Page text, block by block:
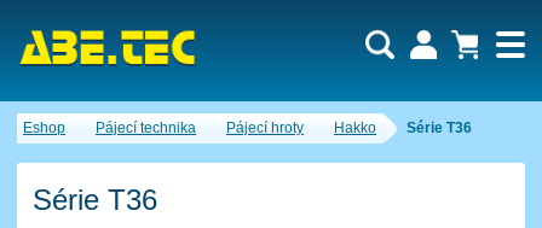
Eshop Pájecí technika Pájecí hroty Hakko Série T36
Série T36
Nákupní košík je momentálně prázdný.
Počet produktů:0
Cena celkem:0,00 CZK
Uživatel: